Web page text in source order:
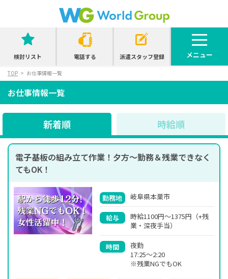
検討リスト 電話する 派遣スタッフ登録 メニュー
TOP お仕事情報一覧
お仕事情報一覧
新着順 時給順
電子基板の組み立て作業！夕方～勤務＆残業できなく
てもOK！
勤務地 岐阜県本巣市
給与
時給1100円～1375円（+残
業・深夜手当）
時間
夜勤
17:25～2:20
※残業NGでもOK